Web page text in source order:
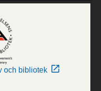
och bibliotek